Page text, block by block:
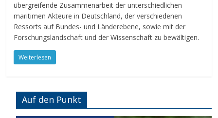
übergreifende Zusammenarbeit der unterschiedlichen
maritimen Akteure in Deutschland, der verschiedenen
Ressorts auf Bundes- und Länderebene, sowie mit der
Forschungslandschaft und der Wissenschaft zu bewältigen.
Weiterlesen
Auf den Punkt